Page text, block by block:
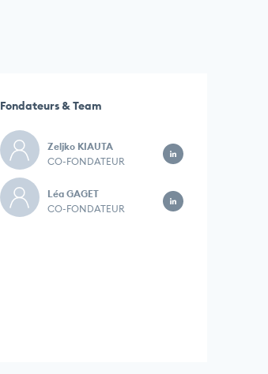
Fondateurs & Team
Zeljko KIAUTA
CO-FONDATEUR
Léa GAGET
CO-FONDATEUR